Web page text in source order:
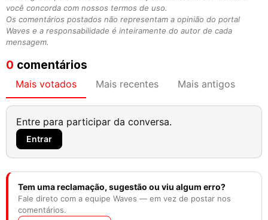
você concorda com nossos termos de uso.
Os comentários postados não representam a opinião do portal
Waves e a responsabilidade é inteiramente do autor de cada
mensagem.
0 comentários
Mais votados Mais recentes Mais antigos
Entre para participar da conversa.
Entrar
Tem uma reclamação, sugestão ou viu algum erro?
Fale direto com a equipe Waves — em vez de postar nos
comentários.